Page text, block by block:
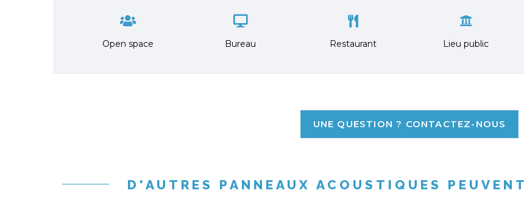
Open space Bureau Restaurant Lieu public
UNE QUESTION ? CONTACTEZ-NOUS
D'AUTRES PANNEAUX ACOUSTIQUES